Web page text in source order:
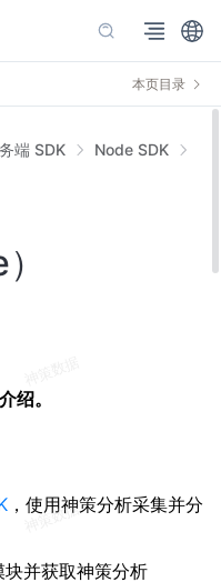
本页目录
端 SDK
Node SDK
绍。
，使用神策分析采集并分
并获取神策分析